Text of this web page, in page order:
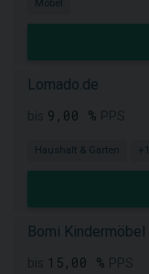
Möbel
Lomado.de
9,00 %
Haushalt & Garten +1
Bomi Kindermöbel
15,00 %